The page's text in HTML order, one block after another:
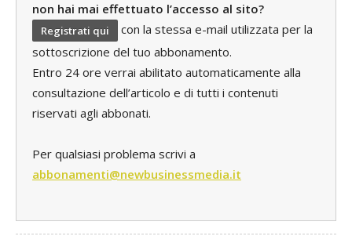
non hai mai effettuato l’accesso al sito?
Registrati qui
con la stessa e-mail utilizzata per la
sottoscrizione del tuo abbonamento.
Entro 24 ore verrai abilitato automaticamente alla
consultazione dell’articolo e di tutti i contenuti
riservati agli abbonati.
Per qualsiasi problema scrivi a
abbonamenti@newbusinessmedia.it